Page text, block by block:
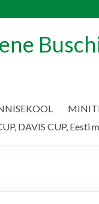
DAVIS CUP, Eesti